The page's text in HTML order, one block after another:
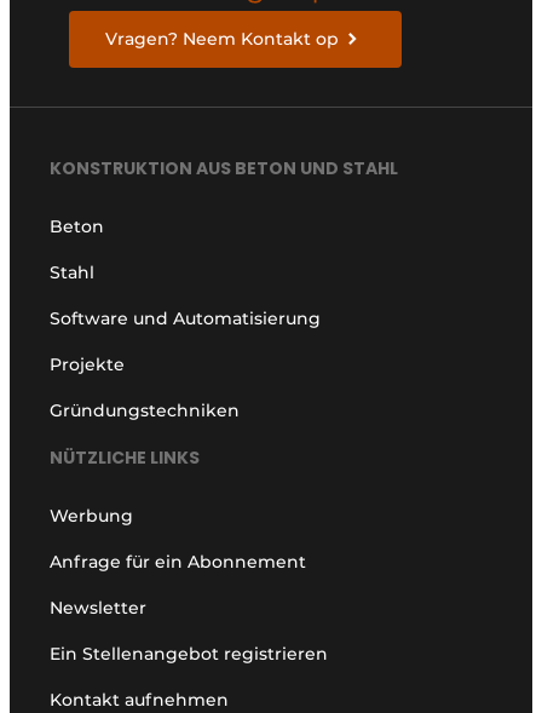
Vragen? Neem Kontakt op
KONSTRUKTION AUS BETON UND STAHL
Beton
Stahl
Software und Automatisierung
Projekte
Gründungstechniken
NÜTZLICHE LINKS
Werbung
Anfrage für ein Abonnement
Newsletter
Ein Stellenangebot registrieren
Kontakt aufnehmen